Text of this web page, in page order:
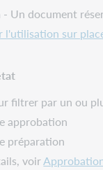
- Un document
l'utilisation sur
filtrer par un ou
approbation
préparation
voir